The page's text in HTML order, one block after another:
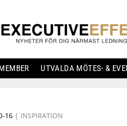
UTVALDA MÖTES- &
16 | INSPIRATION